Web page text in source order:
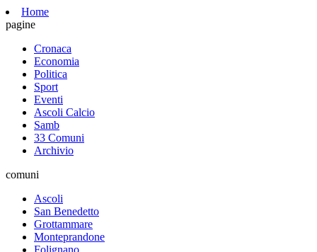
Home
pagine
Cronaca
Economia
Politica
Sport
Eventi
Ascoli Calcio
Samb
33 Comuni
Archivio
comuni
Ascoli
San Benedetto
Grottammare
Monteprandone
Folignano